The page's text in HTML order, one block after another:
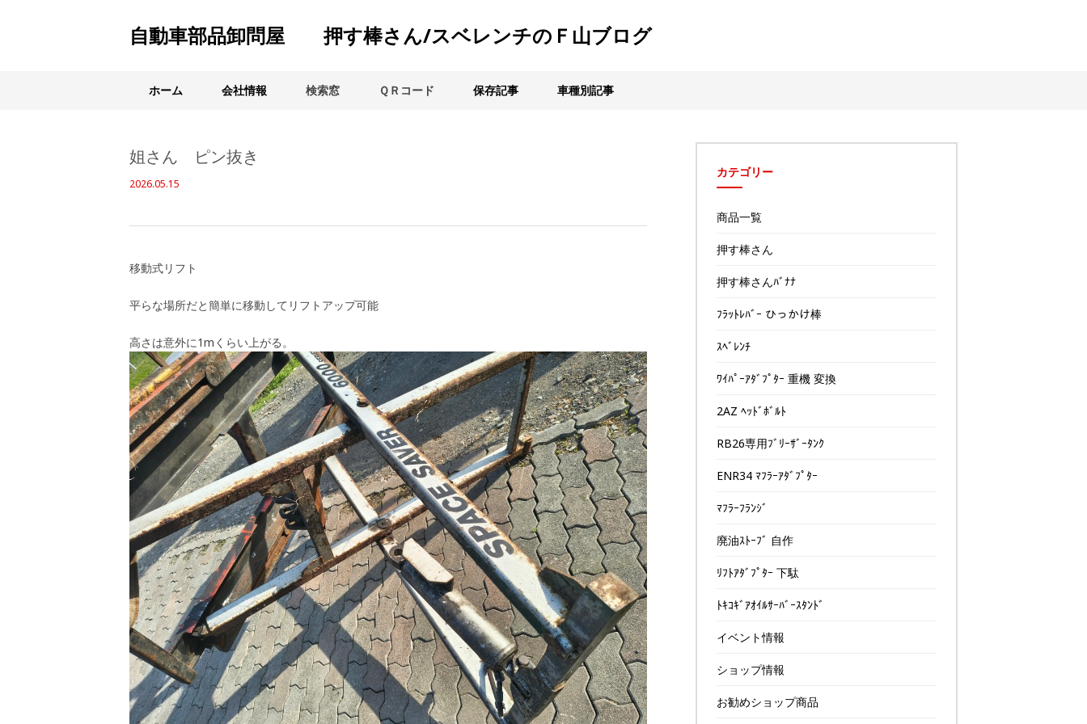
自動車部品卸問屋 押す棒さん/スベレンチのＦ山ブログ
ホーム 会社情報 検索窓 ＱＲコード 保存記事 車種別記事
姐さん ピン抜き
2026.05.15
移動式リフト
平らな場所だと簡単に移動してリフトアップ可能
高さは意外に1mくらい上がる。
カテゴリー
商品一覧
押す棒さん
押す棒さんﾊﾞﾅﾅ
ﾌﾗｯﾄﾚﾊﾞｰ ひっかけ棒
ｽﾍﾞﾚﾝﾁ
ﾜｲﾊﾟｰｱﾀﾞﾌﾟﾀｰ 重機 変換
2AZ ﾍｯﾄﾞﾎﾞﾙﾄ
RB26専用ﾌﾞﾘｰｻﾞｰﾀﾝｸ
ENR34 ﾏﾌﾗｰｱﾀﾞﾌﾟﾀｰ
ﾏﾌﾗｰﾌﾗﾝｼﾞ
廃油ｽﾄｰﾌﾞ 自作
ﾘﾌﾄｱﾀﾞﾌﾟﾀｰ 下駄
ﾄｷｺｷﾞｱｵｲﾙｻｰﾊﾞｰｽﾀﾝﾄﾞ
イベント情報
ショップ情報
お勧めショップ商品